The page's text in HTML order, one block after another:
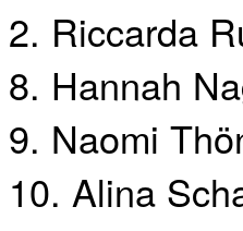
2. Riccarda
8. Hannah
9. Naomi
10. Alina